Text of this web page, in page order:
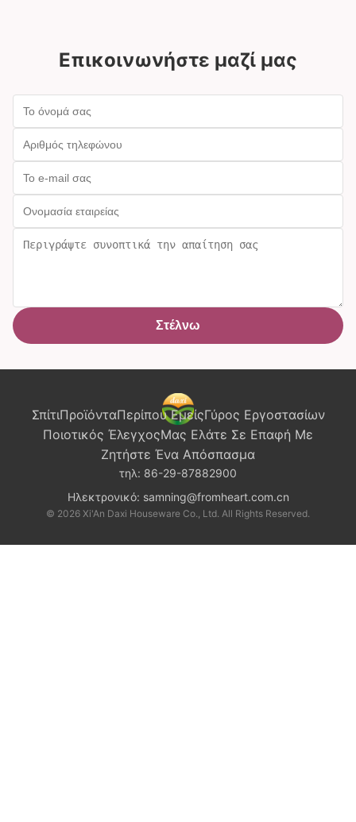
Επικοινωνήστε μαζί μας
Στέλνω
ΣπίτιΠροϊόνταΠερίπου ΕμείςΓύρος Εργοστασίων
Ποιοτικός ΈλεγχοςΜας Ελάτε Σε Επαφή Με
Ζητήστε Ένα Απόσπασμα
τηλ: 86-29-87882900
Ηλεκτρονικό: samning@fromheart.com.cn
© 2026 Xi'An Daxi Houseware Co., Ltd. All Rights Reserved.